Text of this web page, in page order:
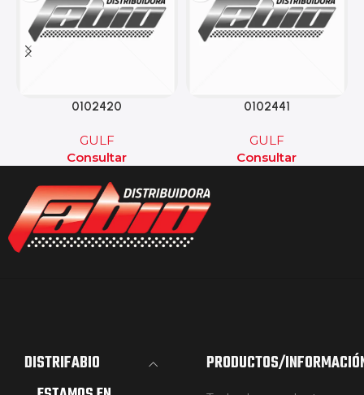
0102420
GULF
Consultar
0102441
GULF
Consultar
DISTRIFABIO PRODUCTOS/